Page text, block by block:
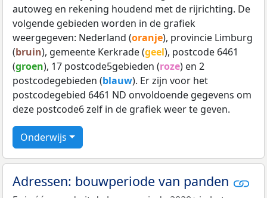
autoweg en rekening houdend met de rijrichting. De
volgende gebieden worden in de grafiek
weergegeven: Nederland (oranje), provincie Limburg
(bruin), gemeente Kerkrade (geel), postcode 6461
(groen), 17 postcode5gebieden (roze) en 2
postcodegebieden (blauw). Er zijn voor het
postcodegebied 6461 ND onvoldoende gegevens om
deze postcode6 zelf in de grafiek weer te geven.
Onderwijs
Adressen: bouwperiode van panden